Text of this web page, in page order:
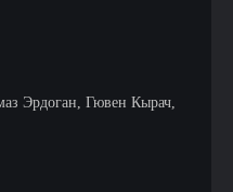
Эрдоган, Гювен Кырач,